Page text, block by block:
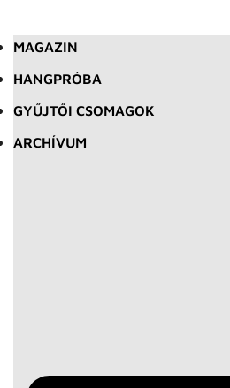
MAGAZIN
HANGPRÓBA
GYŰJTŐI CSOMAGOK
ARCHÍVUM